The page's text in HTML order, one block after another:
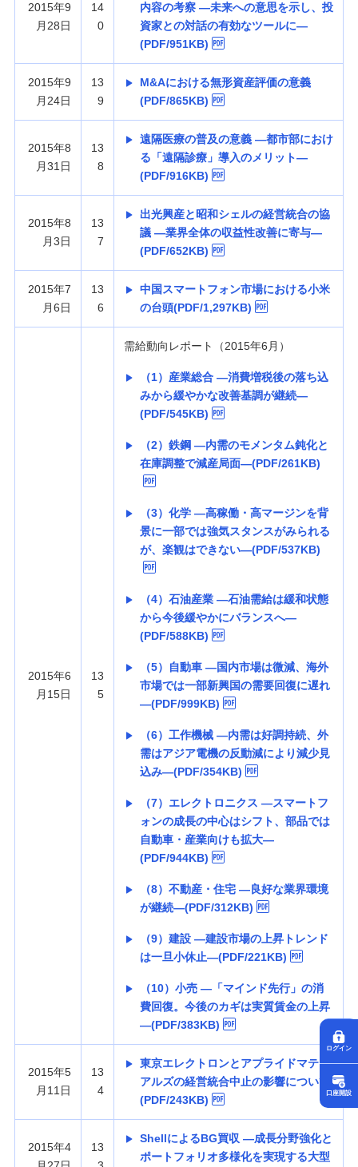
ログイン
口座開設
2015年9
月28日
14
0
内容の考察 —未来への意思を示し、投
資家との対話の有効なツールに—
(PDF/951KB)
2015年9
月24日
13
9
M&Aにおける無形資産評価の意義
(PDF/865KB)
2015年8
月31日
13
8
遠隔医療の普及の意義 —都市部におけ
る「遠隔診療」導入のメリット—
(PDF/916KB)
2015年8
月3日
13
7
出光興産と昭和シェルの経営統合の協
議 —業界全体の収益性改善に寄与—
(PDF/652KB)
2015年7
月6日
13
6
中国スマートフォン市場における小米
の台頭(PDF/1,297KB)
2015年6
月15日
13
5
需給動向レポート（2015年6月）
（1）産業総合 —消費増税後の落ち込
みから緩やかな改善基調が継続—
(PDF/545KB)
（2）鉄鋼 —内需のモメンタム鈍化と
在庫調整で減産局面—(PDF/261KB)
（3）化学 —高稼働・高マージンを背
景に一部では強気スタンスがみられる
が、楽観はできない—(PDF/537KB)
（4）石油産業 —石油需給は緩和状態
から今後緩やかにバランスへ—
(PDF/588KB)
（5）自動車 —国内市場は微減、海外
市場では一部新興国の需要回復に遅れ
—(PDF/999KB)
（6）工作機械 —内需は好調持続、外
需はアジア電機の反動減により減少見
込み—(PDF/354KB)
（7）エレクトロニクス —スマートフ
ォンの成長の中心はシフト、部品では
自動車・産業向けも拡大—
(PDF/944KB)
（8）不動産・住宅 —良好な業界環境
が継続—(PDF/312KB)
（9）建設 —建設市場の上昇トレンド
は一旦小休止—(PDF/221KB)
（10）小売 —「マインド先行」の消
費回復。今後のカギは実質賃金の上昇
—(PDF/383KB)
2015年5
月11日
13
4
東京エレクトロンとアプライドマテリ
アルズの経営統合中止の影響について
(PDF/243KB)
2015年4
13
ShellによるBG買収 —成長分野強化と
ポートフォリオ多様化を実現する大型